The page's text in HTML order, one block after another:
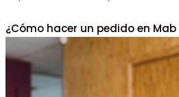
¿Cómo hacer un pedido en Mab